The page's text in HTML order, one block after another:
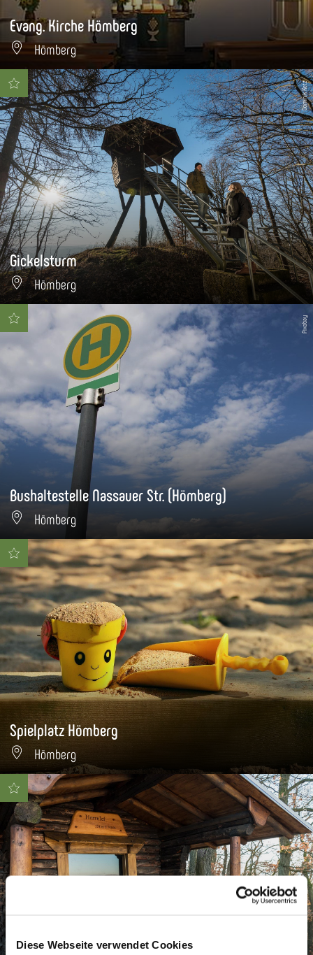
Diese Webseite verwendet Cookies
Evang. Kirche Hömberg
Hömberg
Dominik Ketz
Gickelsturm
Hömberg
Pixabay
Bushaltestelle Nassauer Str. (Hömberg)
Hömberg
Spielplatz Hömberg
Hömberg
Dominik Ketz